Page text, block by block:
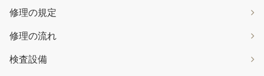
修理の規定
修理の流れ
検査設備